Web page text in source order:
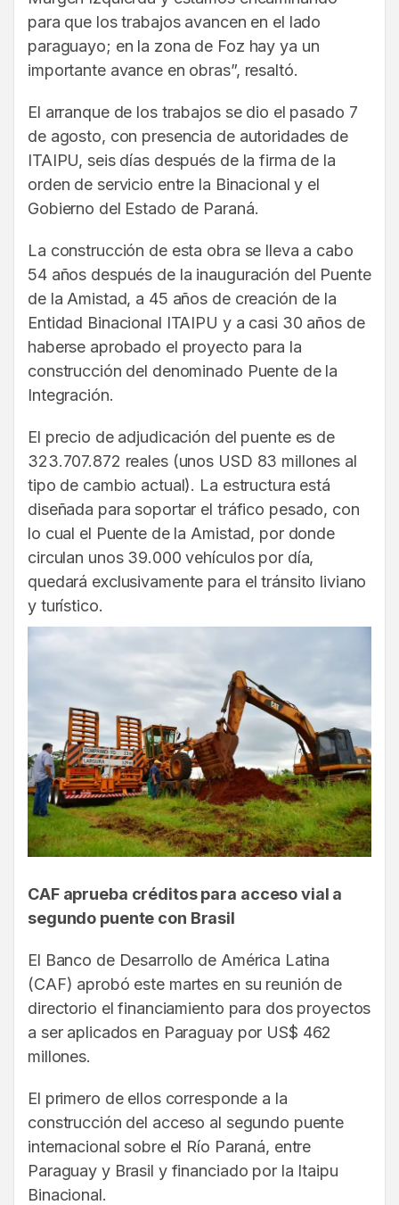
para que los trabajos avancen en el lado
paraguayo; en la zona de Foz hay ya un
importante avance en obras”, resaltó.
El arranque de los trabajos se dio el pasado 7
de agosto, con presencia de autoridades de
ITAIPU, seis días después de la firma de la
orden de servicio entre la Binacional y el
Gobierno del Estado de Paraná.
La construcción de esta obra se lleva a cabo
54 años después de la inauguración del Puente
de la Amistad, a 45 años de creación de la
Entidad Binacional ITAIPU y a casi 30 años de
haberse aprobado el proyecto para la
construcción del denominado Puente de la
Integración.
El precio de adjudicación del puente es de
323.707.872 reales (unos USD 83 millones al
tipo de cambio actual). La estructura está
diseñada para soportar el tráfico pesado, con
lo cual el Puente de la Amistad, por donde
circulan unos 39.000 vehículos por día,
quedará exclusivamente para el tránsito liviano
y turístico.
CAF aprueba créditos para acceso vial a
segundo puente con Brasil
El Banco de Desarrollo de América Latina
(CAF) aprobó este martes en su reunión de
directorio el financiamiento para dos proyectos
a ser aplicados en Paraguay por US$ 462
millones.
El primero de ellos corresponde a la
construcción del acceso al segundo puente
internacional sobre el Río Paraná, entre
Paraguay y Brasil y financiado por la Itaipu
Binacional.